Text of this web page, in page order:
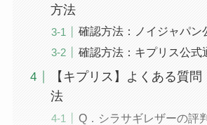
方法
確認方法：ノイジャパン
確認方法：キプリス公式
【キプリス】よくある質
法
Q．シラサギレザーの評